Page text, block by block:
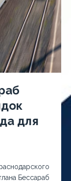
для
Бессараб